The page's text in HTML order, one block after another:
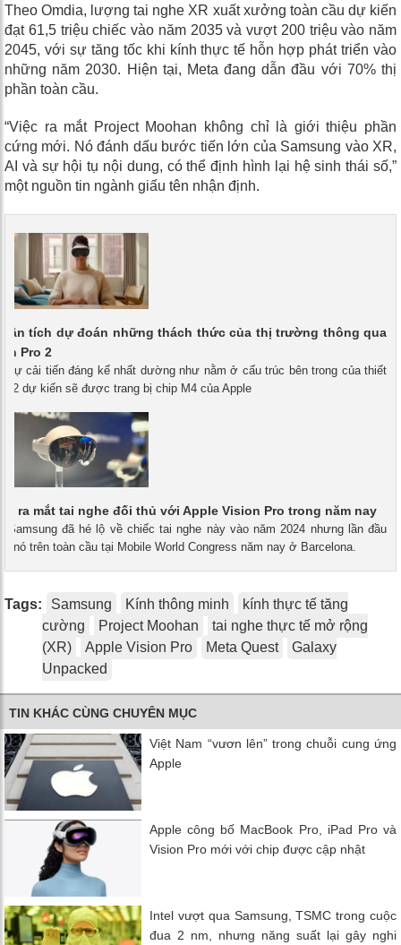
Theo Omdia, lượng tai nghe XR xuất xưởng toàn cầu dự kiến
đạt 61,5 triệu chiếc vào năm 2035 và vượt 200 triệu vào năm
2045, với sự tăng tốc khi kính thực tế hỗn hợp phát triển vào
những năm 2030. Hiện tại, Meta đang dẫn đầu với 70% thị
phần toàn cầu.
“Việc ra mắt Project Moohan không chỉ là giới thiệu phần
cứng mới. Nó đánh dấu bước tiến lớn của Samsung vào XR,
AI và sự hội tụ nội dung, có thể định hình lại hệ sinh thái số,”
một nguồn tin ngành giấu tên nhận định.
tích dự đoán những thách thức của thị trường thông qua
Pro 2
Sự cải tiến đáng kể nhất dường như nằm ở cấu trúc bên trong của thiết
2 dự kiến ​​sẽ được trang bị chip M4 của Apple
ra mắt tai nghe đối thủ với Apple Vision Pro trong năm nay
Samsung đã hé lộ về chiếc tai nghe này vào năm 2024 nhưng lần đầu
nó trên toàn cầu tại Mobile World Congress năm nay ở Barcelona.
Tags: Samsung Kính thông minh
kính thực tế tăng
cường
Project Moohan
tai nghe thực tế mở rộng
(XR)
Apple Vision Pro Meta Quest
Galaxy
Unpacked
TIN KHÁC CÙNG CHUYÊN MỤC
Việt Nam “vươn lên” trong chuỗi cung ứng
Apple
Apple công bố MacBook Pro, iPad Pro và
Vision Pro mới với chip được cập nhật
Intel vượt qua Samsung, TSMC trong cuộc
đua 2 nm, nhưng năng suất lại gây nghi